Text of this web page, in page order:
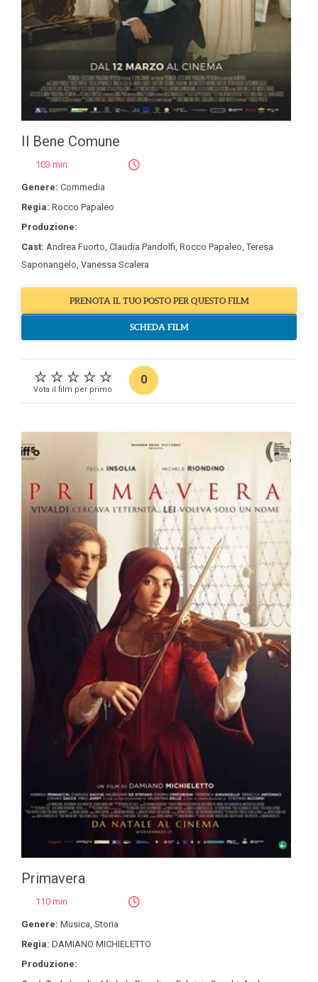
Il Bene Comune
103 min
Genere: Commedia
Regia: Rocco Papaleo
Produzione:
Cast: Andrea Fuorto, Claudia Pandolfi, Rocco Papaleo,Teresa
Saponangelo, Vanessa Scalera
PRENOTA IL TUO POSTO PER QUESTO FILM
SCHEDA FILM
Vota il film per primo
0
Primavera
110 min
Genere: Musica Storia
Regia: DAMIANO MICHIELETTO
Produzione: